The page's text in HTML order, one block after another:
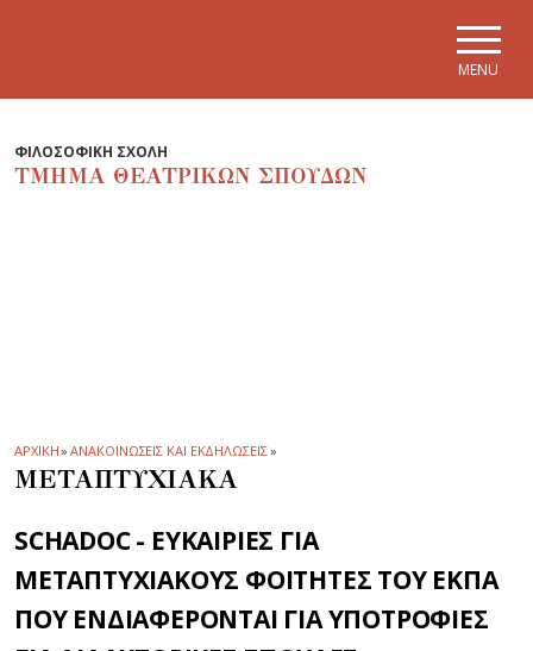
MENU
ΦΙΛΟΣΟΦΙΚΗ ΣΧΟΛΗ
ΤΜΗΜΑ ΘΕΑΤΡΙΚΩΝ ΣΠΟΥΔΩΝ
ΑΡΧΙΚΗ» ΑΝΑΚΟΙΝΩΣΕΙΣ ΚΑΙ ΕΚΔΗΛΩΣΕΙΣ»
ΜΕΤΑΠΤΥΧΙΑΚΑ
SCHADOC - ΕΥΚΑΙΡΙΕΣ ΓΙΑ
ΜΕΤΑΠΤΥΧΙΑΚΟΥΣ ΦΟΙΤΗΤΕΣ ΤΟΥ ΕΚΠΑ
ΠΟΥ ΕΝΔΙΑΦΕΡΟΝΤΑΙ ΓΙΑ ΥΠΟΤΡΟΦΙΕΣ